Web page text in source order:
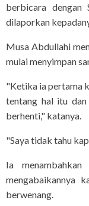
berbicara dengan
dilaporkan
Musa Abdullahi
mulai menyimpan
"Ketika ia pertama
tentang hal itu dan
berhenti," katanya.
"Saya tidak tahu
Ia
mengabaikannya
berwenang.